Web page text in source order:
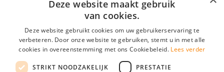
YoungCapital Android App
Parttime personeel
Vacature aanmelden
Partners
Deze website maakt gebruik
van cookies.
Deze website gebruikt cookies om uw gebruikerservaring te
verbeteren. Door onze website te gebruiken, stemt u in met alle
cookies in overeenstemming met ons Cookiebeleid. Lees verder
STRIKT NOODZAKELIJK PRESTATIE